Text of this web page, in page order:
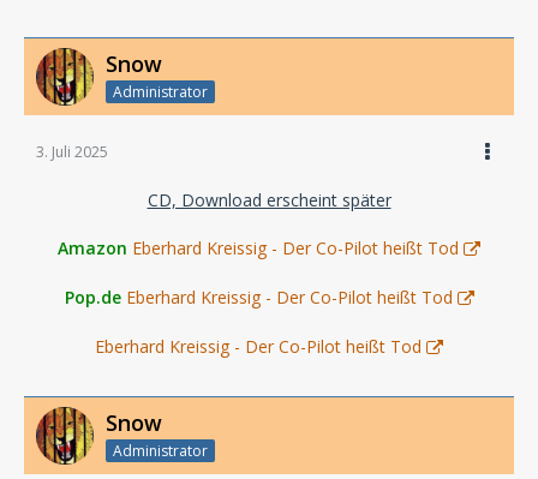
Snow
Administrator
3. Juli 2025
CD, Download erscheint später
Amazon Eberhard Kreissig - Der Co-Pilot heißt Tod
Pop.de Eberhard Kreissig - Der Co-Pilot heißt Tod
Eberhard Kreissig - Der Co-Pilot heißt Tod
Snow
Administrator